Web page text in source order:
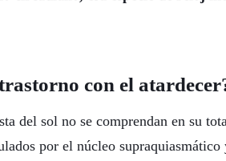
con el
del sol no se comprendan en su
por el núcleo